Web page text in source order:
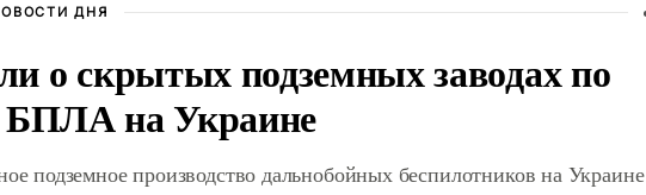
ДНЯ
о скрытых подземных заводах по
БПЛА на Украине
подземное производство дальнобойных беспилотников на Украине